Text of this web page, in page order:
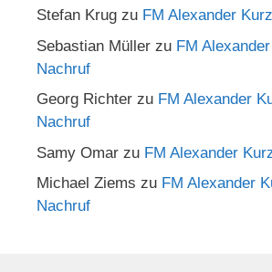
Stefan Krug zu FM Alexander
Sebastian Müller zu FM
Nachruf
Georg Richter zu FM Alexander
Nachruf
Samy Omar zu FM Alexander
Michael Ziems zu FM Alexander
Nachruf